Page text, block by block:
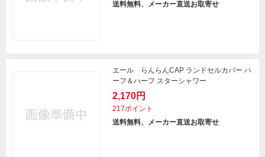
送料無料、メーカー直送お取寄せ
エール らんらんCAP ランドセルカバー ハ
ーフ＆ハーフ スターシャワー
2,170円
217ポイント
送料無料、メーカー直送お取寄せ